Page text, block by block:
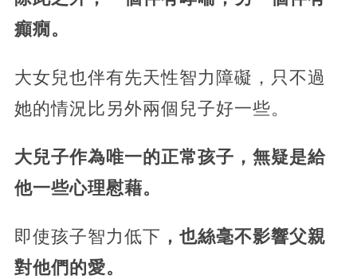
癲癇。
大女兒也伴有先天性智力障礙，只不過
她的情況比另外兩個兒子好一些。
大兒子作為唯一的正常孩子，無疑是給
他一些心理慰藉。
即使孩子智力低下 ，也絲毫不影響父親
對他們的愛。